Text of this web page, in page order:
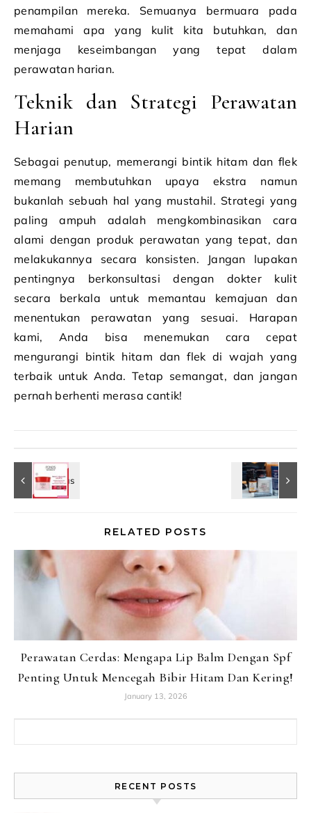
penampilan mereka. Semuanya bermuara pada
memahami apa yang kulit kita butuhkan, dan
menjaga keseimbangan yang tepat dalam
perawatan harian.
Teknik dan Strategi Perawatan
Harian
Sebagai penutup, memerangi bintik hitam dan flek
memang membutuhkan upaya ekstra namun
bukanlah sebuah hal yang mustahil. Strategi yang
paling ampuh adalah mengkombinasikan cara
alami dengan produk perawatan yang tepat, dan
melakukannya secara konsisten. Jangan lupakan
pentingnya berkonsultasi dengan dokter kulit
secara berkala untuk memantau kemajuan dan
menentukan perawatan yang sesuai. Harapan
kami, Anda bisa menemukan cara cepat
mengurangi bintik hitam dan flek di wajah yang
terbaik untuk Anda. Tetap semangat, dan jangan
pernah berhenti merasa cantik!
RELATED POSTS
Perawatan Cerdas: Mengapa Lip Balm Dengan Spf
Penting Untuk Mencegah Bibir Hitam Dan Kering!
January 13, 2026
RECENT POSTS